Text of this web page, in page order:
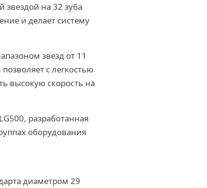
звездой на 32 зуба
и делает систему
звезд от 11
с легкостью
высокую скорость на
разработанная
оборудования
диаметром 29